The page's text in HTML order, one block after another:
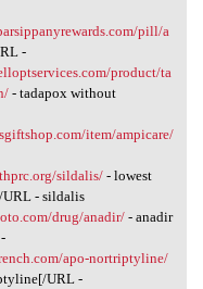
pill/a
-
product/ta
- tadapox without
item/ampicare/
sildalis/- lowest
- sildalis
drug/anadir/- anadir
apo-nortriptyline/
URL -